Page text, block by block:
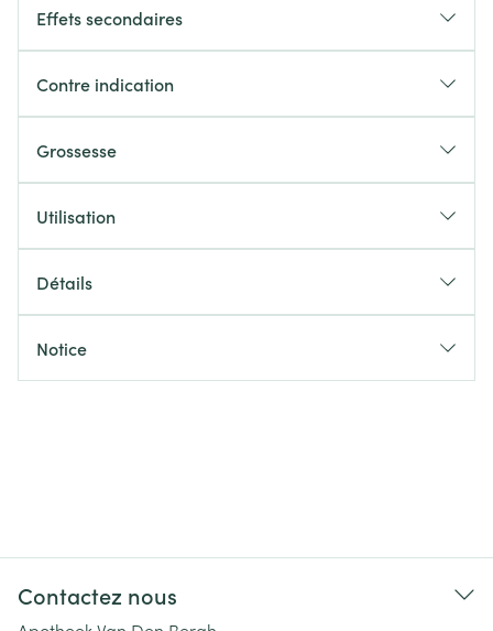
Effets secondaires
Contre indication
Grossesse
Utilisation
Détails
Notice
Contactez nous